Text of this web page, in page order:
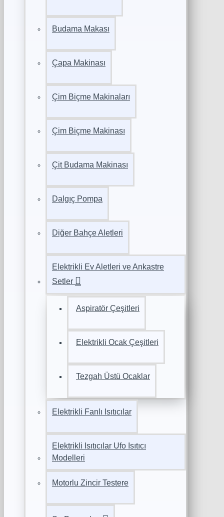
Budama Makası
Çapa Makinası
Çim Biçme Makinaları
Çim Biçme Makinası
Çit Budama Makinası
Dalgıç Pompa
Diğer Bahçe Aletleri
Elektrikli Ev Aletleri ve Ankastre
Setler
Aspiratör Çeşitleri
Elektrikli Ocak Çeşitleri
Tezgah Üstü Ocaklar
Elektrikli Fanlı Isıtıcılar
Elektrikli Isıtıcılar Ufo Isıtıcı
Modelleri
Motorlu Zincir Testere